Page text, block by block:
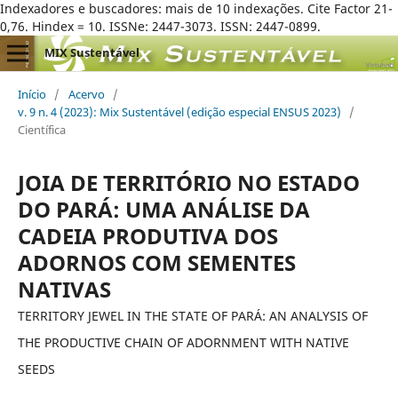
Indexadores e buscadores: mais de 10 indexações. Cite Factor 21-
0,76. Hindex = 10. ISSNe: 2447-3073. ISSN: 2447-0899.
MIX Sustentável
Início / Acervo /
v. 9 n. 4 (2023): Mix Sustentável (edição especial ENSUS 2023)
/
Científica
JOIA DE TERRITÓRIO NO ESTADO
DO PARÁ: UMA ANÁLISE DA
CADEIA PRODUTIVA DOS
ADORNOS COM SEMENTES
NATIVAS
TERRITORY JEWEL IN THE STATE OF PARÁ: AN ANALYSIS OF
THE PRODUCTIVE CHAIN OF ADORNMENT WITH NATIVE
SEEDS